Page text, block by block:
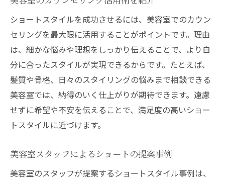
ショートスタイルを成功させるには、美容室でのカウン
セリングを最大限に活用することがポイントです。理由
は、細かな悩みや理想をしっかり伝えることで、より自
分に合ったスタイルが実現できるからです。たとえば、
髪質や骨格、日々のスタイリングの悩みまで相談できる
美容室では、納得のいく仕上がりが期待できます。遠慮
せずに希望や不安を伝えることで、満足度の高いショー
トスタイルに近づけます。
美容室スタッフによるショートの提案事例
美容室のスタッフが提案するショートスタイル事例は、